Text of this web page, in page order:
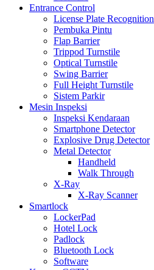
Entrance Control
License Plate Recognition
Pembuka Pintu
Flap Barrier
Trippod Turnstile
Optical Turnstile
Swing Barrier
Full Height Turnstile
Sistem Parkir
Mesin Inspeksi
Inspeksi Kendaraan
Smartphone Detector
Explosive Drug Detector
Metal Detector
Handheld
Walk Through
X-Ray
X-Ray Scanner
Smartlock
LockerPad
Hotel Lock
Padlock
Bluetooth Lock
Software